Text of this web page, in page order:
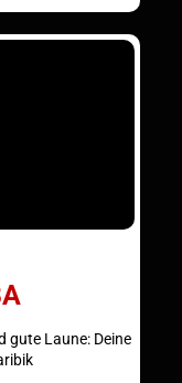
gute Laune: Deine